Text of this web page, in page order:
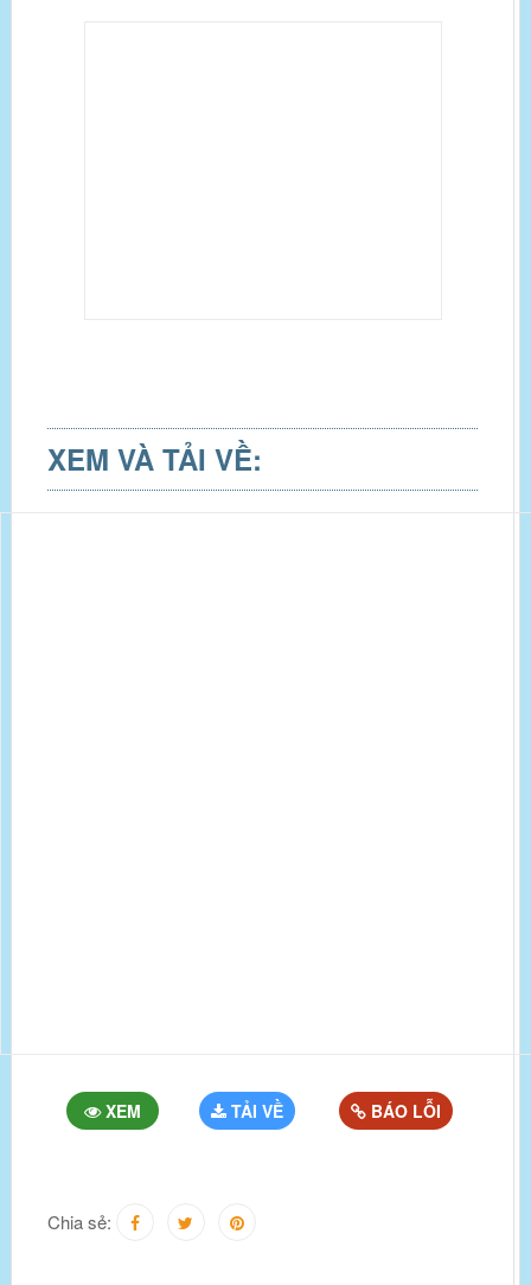
XEM VÀ TẢI VỀ:
XEM TẢI VỀ BÁO LỖI
Chia sẻ: